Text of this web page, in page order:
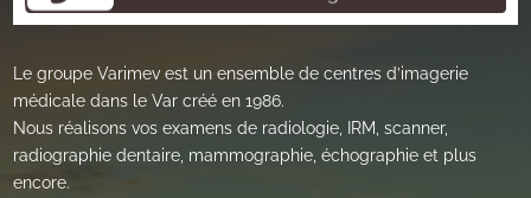
Le groupe Varimev est un ensemble de centres d’imagerie
médicale dans le Var créé en 1986.
Nous réalisons vos examens de radiologie, IRM, scanner,
radiographie dentaire, mammographie, échographie et plus
encore.